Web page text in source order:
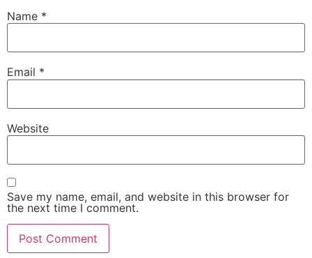
Name *
Email *
Website
Save my name, email, and website in this browser for
the next time I comment.